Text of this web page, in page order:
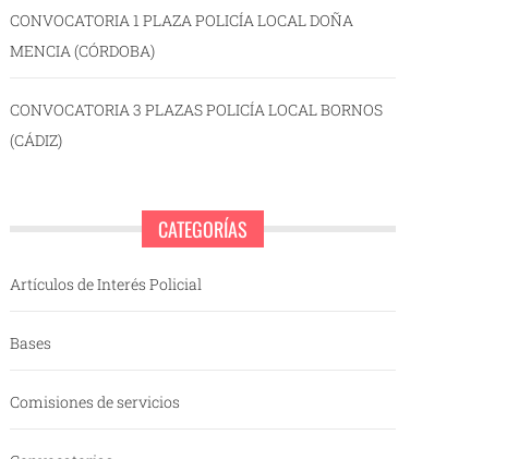
CONVOCATORIA 1 PLAZA POLICÍA LOCAL DOÑA
MENCIA (CÓRDOBA)
CONVOCATORIA 3 PLAZAS POLICÍA LOCAL BORNOS
(CÁDIZ)
CATEGORÍAS
Artículos de Interés Policial
Bases
Comisiones de servicios